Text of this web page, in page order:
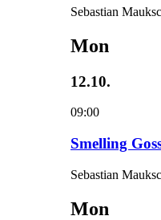
Sebastian
Mon
12.10.
09:00
Smelling
Sebastian
Mon